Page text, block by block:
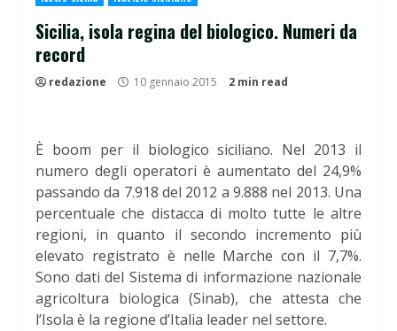
Sicilia, isola regina del biologico. Numeri da
record
redazione 10 gennaio 2015 2 min read
È boom per il biologico siciliano. Nel 2013 il
numero degli operatori è aumentato del 24,9%
passando da 7.918 del 2012 a 9.888 nel 2013. Una
percentuale che distacca di molto tutte le altre
regioni, in quanto il secondo incremento più
elevato registrato è nelle Marche con il 7,7%.
Sono dati del Sistema di informazione nazionale
agricoltura biologica (Sinab), che attesta che
l’Isola è la regione d’Italia leader nel settore.